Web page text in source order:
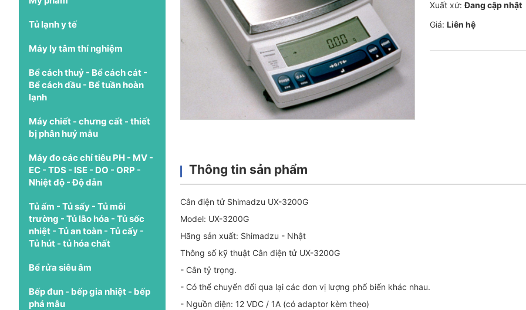
Tủ lạnh y tế
Máy ly tâm thí nghiệm
Bể cách thuỷ - Bể cách cát -
Bể cách dầu - Bể tuần hoàn
lạnh
Máy chiết - chưng cất - thiết
bị phân huỷ mẫu
Máy đo các chỉ tiêu PH - MV -
EC - TDS - ISE - DO - ORP -
Nhiệt độ - Độ dẫn
Tủ ấm - Tủ sấy - Tủ môi
trường - Tủ lão hóa - Tủ sốc
nhiệt - Tủ an toàn - Tủ cấy -
Tủ hút - tủ hóa chất
Bể rửa siêu âm
Bếp đun - bếp gia nhiệt - bếp
phá mẫu
Xuất xứ: Đang cập nhật
Giá: Liên hệ
Thông tin sản phẩm
Cân điện tử Shimadzu UX-3200G
Model: UX-3200G
Hãng sản xuất: Shimadzu - Nhật
Thông số kỹ thuật Cân điện tử UX-3200G
- Cân tỷ trọng.
- Có thể chuyển đổi qua lại các đơn vị lượng phổ biến khác nhau.
- Nguồn điện: 12 VDC / 1A (có adaptor kèm theo)